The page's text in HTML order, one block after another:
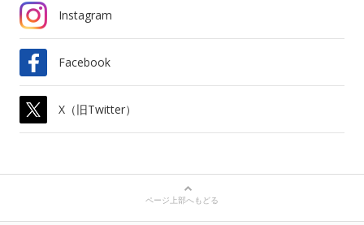
Instagram
Facebook
X（旧Twitter）
ページ上部へもどる